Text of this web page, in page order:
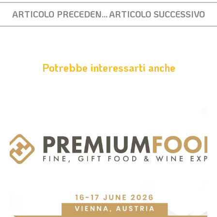
ARTICOLO PRECEDENTEARTICOLO SUCCESSIVO
Potrebbe interessarti anche